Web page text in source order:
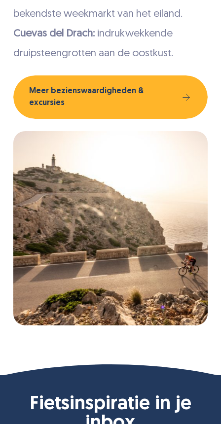
bekendste weekmarkt van het eiland.
Cuevas del Drach:indrukwekkende
druipsteengrotten aan de oostkust.
Meer bezienswaardigheden &
excursies
Fietsinspiratie in je